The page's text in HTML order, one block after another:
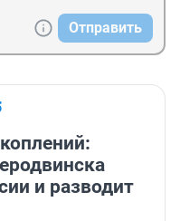
Отправить
и разводит